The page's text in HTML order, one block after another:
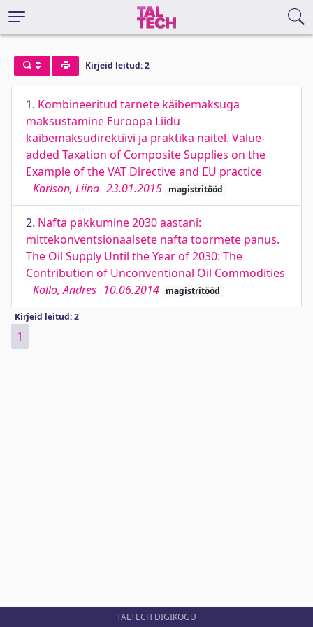
Kirjeid leitud: 2
1. Kombineeritud tarnete käibemaksuga
maksustamine Euroopa Liidu
käibemaksudirektiivi ja praktika näitel. Value-
added Taxation of Composite Supplies on the
Example of the VAT Directive and EU practice
Karlson, Liina 23.01.2015 magistritööd
2. Nafta pakkumine 2030 aastani:
mittekonventsionaalsete nafta toormete panus.
The Oil Supply Until the Year of 2030: The
Contribution of Unconventional Oil Commodities
Kollo, Andres 10.06.2014 magistritööd
Kirjeid leitud: 2
1
TALTECH DIGIKOGU